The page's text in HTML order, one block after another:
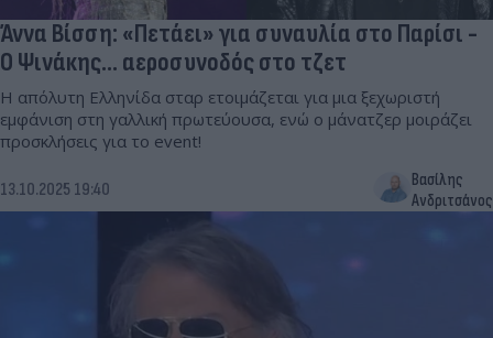
Άννα Βίσση: «Πετάει» για συναυλία στο Παρίσι -
Ο Ψινάκης... αεροσυνοδός στο τζετ
Η απόλυτη Ελληνίδα σταρ ετοιμάζεται για μια ξεχωριστή
εμφάνιση στη γαλλική πρωτεύουσα, ενώ ο μάνατζερ μοιράζει
προσκλήσεις για το event!
13.10.2025 19:40
Βασίλης
Ανδριτσάνος